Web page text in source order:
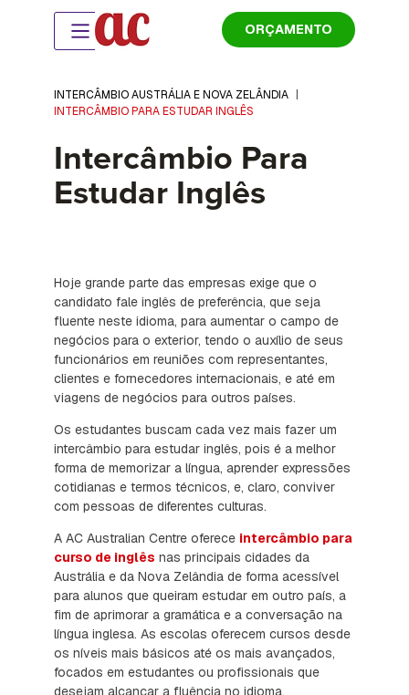
ORÇAMENTO
INTERCÂMBIO AUSTRÁLIA E NOVA ZELÂNDIA
INTERCÂMBIO PARA ESTUDAR INGLÊS
Intercâmbio Para
Estudar Inglês
Hoje grande parte das empresas exige que o
candidato fale inglês de preferência, que seja
fluente neste idioma, para aumentar o campo de
negócios para o exterior, tendo o auxílio de seus
funcionários em reuniões com representantes,
clientes e fornecedores internacionais, e até em
viagens de negócios para outros países.
Os estudantes buscam cada vez mais fazer um
intercâmbio para estudar inglês, pois é a melhor
forma de memorizar a língua, aprender expressões
cotidianas e termos técnicos, e, claro, conviver
com pessoas de diferentes culturas.
A AC Australian Centre oferece intercâmbio para
curso de inglês nas principais cidades da
Austrália e da Nova Zelândia de forma acessível
para alunos que queiram estudar em outro país, a
fim de aprimorar a gramática e a conversação na
língua inglesa. As escolas oferecem cursos desde
os níveis mais básicos até os mais avançados,
focados em estudantes ou profissionais que
desejam alcançar a fluência no idioma.